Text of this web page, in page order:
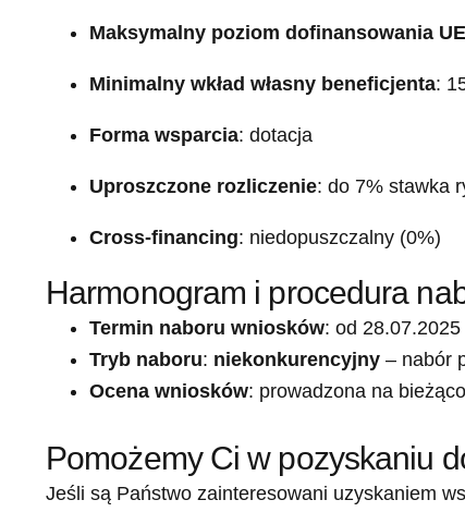
Maksymalny poziom dofinansowania UE
Minimalny wkład własny beneficjenta:
Forma wsparcia: dotacja
Uproszczone rozliczenie: do 7% stawka
Cross-financing: niedopuszczalny (0%)
Harmonogram i procedura
Termin naboru wniosków: od
Tryb naboru: niekonkurencyjny – nabór
Ocena wniosków: prowadzona na bieżąco
Pomożemy Ci w pozyskaniu
Jeśli są Państwo zainteresowani uzyskaniem